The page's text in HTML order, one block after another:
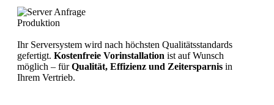
Produktion
Ihr Serversystem wird nach höchsten Qualitätsstandards
gefertigt. Kostenfreie Vorinstallation ist auf Wunsch
möglich – fürQualität, Effizienz und Zeitersparnis in
Ihrem Vertrieb.